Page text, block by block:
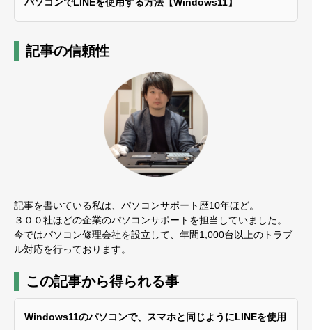
記事の信頼性
記事を書いている私は、パソコンサポート歴10年ほど。
３００社ほどの企業のパソコンサポートを担当していました。
今ではパソコン修理会社を設立して、年間1,000台以上のトラブ
ル対応を行っております。
この記事から得られる事
Windows11のパソコンで、スマホと同じようにLINEを使用